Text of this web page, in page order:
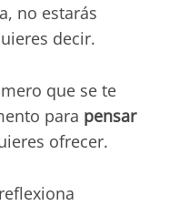
no estarás
decir.
que se te
para pensar
ofrecer.